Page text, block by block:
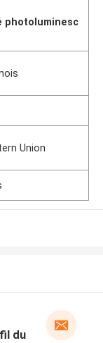
photoluminesc
Union
du